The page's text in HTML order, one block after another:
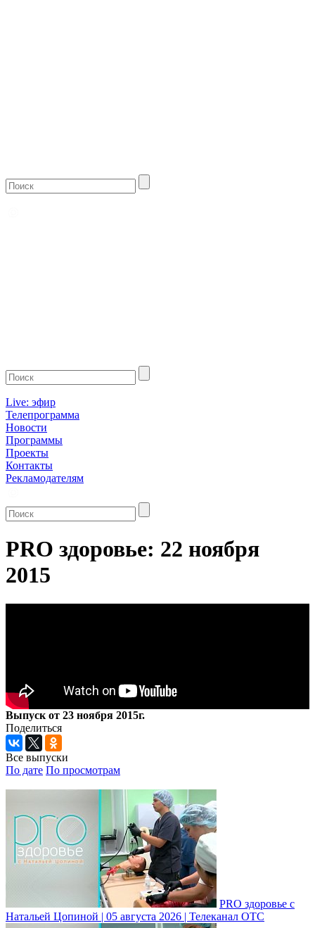
Live: эфир
Телепрограмма
Новости
Программы
Проекты
Контакты
Рекламодателям
PRO здоровье: 22 ноября
2015
Выпуск от 23 ноября 2015г.
Поделиться
Все выпуски
По дате По просмотрам
PRO здоровье с
Натальей Цопиной | 05 августа 2026 | Телеканал ОТС